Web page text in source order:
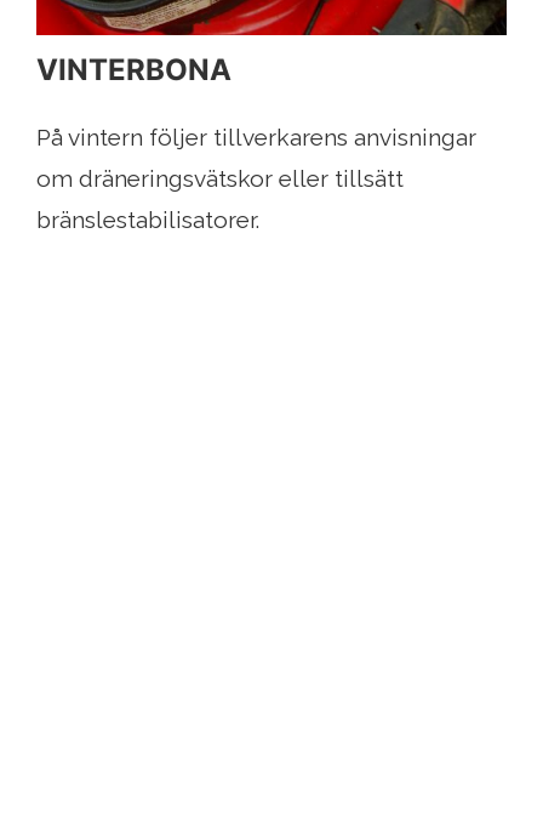
VINTERBONA
På vintern följer tillverkarens anvisningar
om dräneringsvätskor eller tillsätt
bränslestabilisatorer.